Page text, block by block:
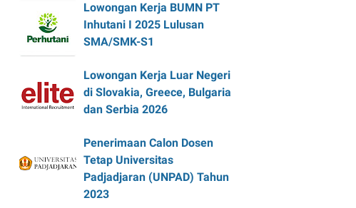
Lowongan Kerja BUMN PT
Inhutani I 2025 Lulusan
SMA/SMK-S1
Lowongan Kerja Luar Negeri
di Slovakia, Greece, Bulgaria
dan Serbia 2026
Penerimaan Calon Dosen
Tetap Universitas
Padjadjaran (UNPAD) Tahun
2023